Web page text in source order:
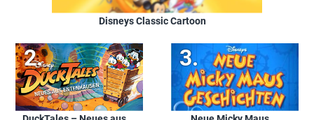
Disneys Classic Cartoon